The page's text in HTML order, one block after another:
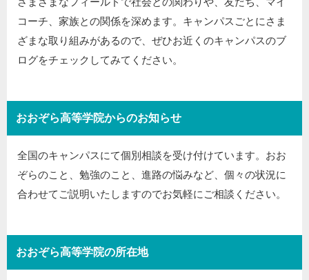
コーチ、家族との関係を深めます。キャンパスごとにさま
ざまな取り組みがあるので、ぜひお近くのキャンパスのブ
ログをチェックしてみてください。
おおぞら高等学院からのお知らせ
全国のキャンパスにて個別相談を受け付けています。おお
ぞらのこと、勉強のこと、進路の悩みなど、個々の状況に
合わせてご説明いたしますのでお気軽にご相談ください。
おおぞら高等学院の所在地